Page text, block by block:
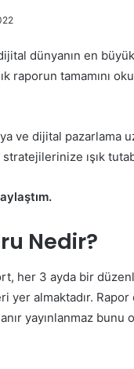
dünyanın en
raporun tamamını
ve dijital pazarlama
ışık
Nedir?
her 3 ayda bir
yer almaktadır.
yayınlanmaz